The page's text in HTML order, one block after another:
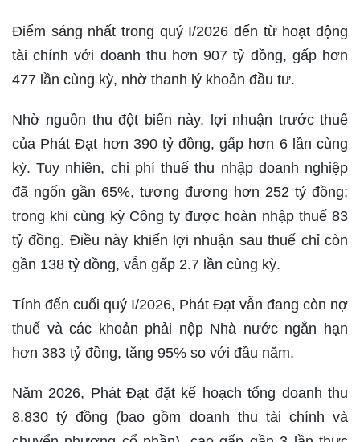
Điểm sáng nhất trong quý I/2026 đến từ hoạt động
tài chính với doanh thu hơn 907 tỷ đồng, gấp hơn
477 lần cùng kỳ, nhờ thanh lý khoản đầu tư.
Nhờ nguồn thu đột biến này, lợi nhuận trước thuế
của Phát Đạt hơn 390 tỷ đồng, gấp hơn 6 lần cùng
kỳ. Tuy nhiên, chi phí thuế thu nhập doanh nghiệp
đã ngốn gần 65%, tương đương hơn 252 tỷ đồng;
trong khi cùng kỳ Công ty được hoàn nhập thuế 83
tỷ đồng. Điều này khiến lợi nhuận sau thuế chỉ còn
gần 138 tỷ đồng, vẫn gấp 2.7 lần cùng kỳ.
Tính đến cuối quý I/2026, Phát Đạt vẫn đang còn nợ
thuế và các khoản phải nộp Nhà nước ngắn hạn
hơn 383 tỷ đồng, tăng 95% so với đầu năm.
Năm 2026, Phát Đạt đặt kế hoạch tổng doanh thu
8.830 tỷ đồng (bao gồm doanh thu tài chính và